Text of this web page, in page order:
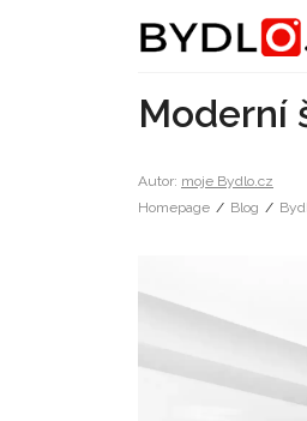
Moderní
Autor: moje Bydlo.cz
Homepage / Blog /